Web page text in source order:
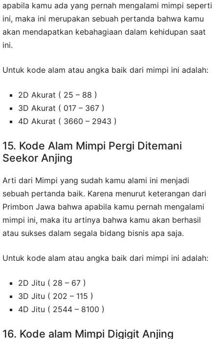
apabila kamu ada yang pernah mengalami mimpi seperti
ini, maka ini merupakan sebuah pertanda bahwa kamu
akan mendapatkan kebahagiaan dalam kehidupan saat
ini.
Untuk kode alam atau angka baik dari mimpi ini adalah:
2D Akurat ( 25 – 88 )
3D Akurat ( 017 – 367 )
4D Akurat ( 3660 – 2943 )
15. Kode Alam Mimpi Pergi Ditemani
Seekor Anjing
Arti dari Mimpi yang sudah kamu alami ini menjadi
sebuah pertanda baik. Karena menurut keterangan dari
Primbon Jawa bahwa apabila kamu pernah mengalami
mimpi ini, maka itu artinya bahwa kamu akan berhasil
atau sukses dalam segala bidang bisnis apa saja.
Untuk kode alam atau angka baik dari mimpi ini adalah:
2D Jitu ( 28 – 67 )
3D Jitu ( 202 – 115 )
4D Jitu ( 2544 – 8100 )
16. Kode alam Mimpi Digigit Anjing